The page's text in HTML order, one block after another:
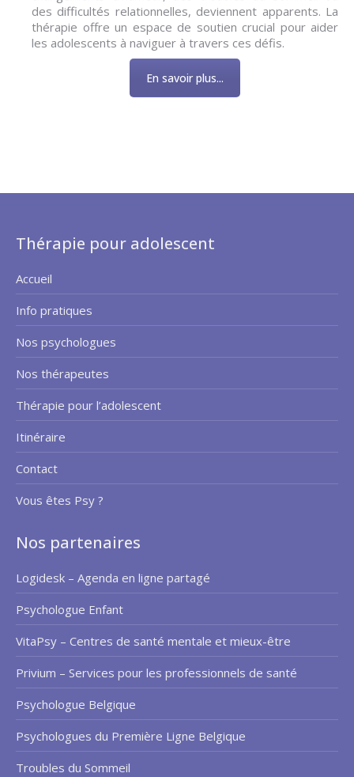
des difficultés relationnelles, deviennent apparents. La
thérapie offre un espace de soutien crucial pour aider
les adolescents à naviguer à travers ces défis.
En savoir plus...
Thérapie pour adolescent
Accueil
Info pratiques
Nos psychologues
Nos thérapeutes
Thérapie pour l’adolescent
Itinéraire
Contact
Vous êtes Psy ?
Nos partenaires
Logidesk – Agenda en ligne partagé
Psychologue Enfant
VitaPsy – Centres de santé mentale et mieux-être
Privium – Services pour les professionnels de santé
Psychologue Belgique
Psychologues du Première Ligne Belgique
Troubles du Sommeil